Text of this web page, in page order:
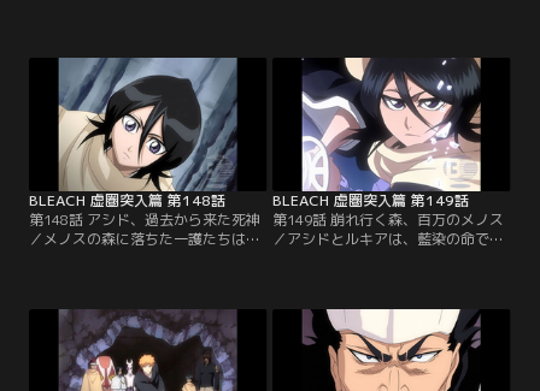
ル」という名のこの少女は、「ペッ
シェ」と「ドンドチャッカ」という
破面（アランカル）の仲間と追いか
けっこをして遊んでいただけだとい
う。あきれる一護たち。妙に明るい
ネルたちだったが…。【提供：バン
ダイチャンネル】
いたのだ。またしてもルキアの袖白
雪でルヌガンガを倒そうとするが、
うっかり「バワバワ」の背中に刃を
つきたててしまう。暴れるバワバワ
に跳ね飛ばされるルキア。そして一
護たちは、砂の下に…。【提供：バ
ンダイチャンネル】
BLEACH 虚圏突入篇 第148話
第148話 アシド、過去から来た死神
／メノスの森に落ちた一護たちは、
ていた。その戦いの最中、バワバワ
がネルたちの居所を察知する。一護
たちはひとまずバワバワの先導に従
うことにする。一方ルキアは「アシ
BLEACH 虚圏突入篇 第149話
第149話 崩れ行く森、百万のメノス
／アシドとルキアは、藍染の命でメ
止符を打つべく全力で攻撃してくる
ペキュネスの前に苦戦する二人。一
方一護たちはネルたちの霊圧を追っ
てメノスの森の奥の断崖に来てい